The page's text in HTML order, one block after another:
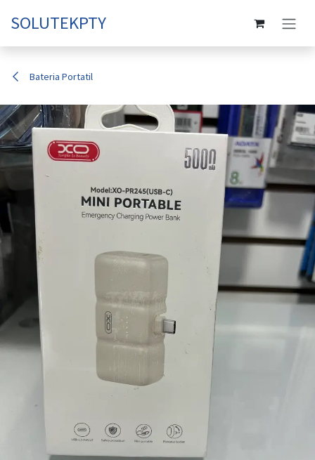
SOLUTEKPTY
Bateria Portatil